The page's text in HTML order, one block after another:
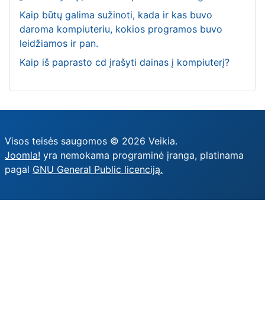
Kaip būtų galima sužinoti, kada ir kas buvo
daroma kompiuteriu, kokios programos buvo
leidžiamos ir pan.
Kaip iš paprasto cd įrašyti dainas į kompiuterį?
Visos teisės saugomos © 2026 Veikia.
Joomla! yra nemokama programinė įranga, platinama
pagal GNU General Public licenciją.